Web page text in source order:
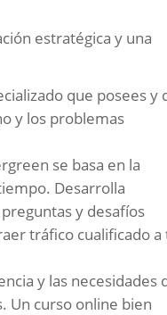
estratégica y una
que posees y
y los problemas
se basa en la
Desarrolla
y desafíos
tráfico cualificado a
y las necesidades
Un curso online bien